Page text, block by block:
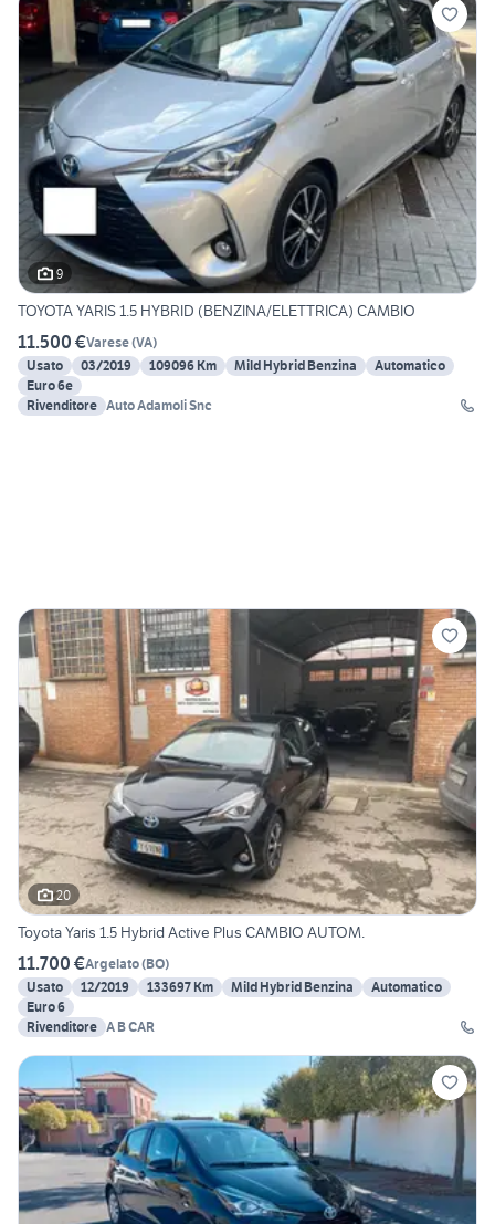
9
TOYOTA YARIS 1.5 HYBRID (BENZINA/ELETTRICA) CAMBIO
11.500 €Varese(VA)
Usato
03/2019 109096 Km Mild Hybrid Benzina
Automatico
Euro 6e
Rivenditore Auto Adamoli Snc
20
Toyota Yaris 1.5 Hybrid Active Plus CAMBIO AUTOM.
11.700 €Argelato(BO)
Usato
12/2019 133697 Km Mild Hybrid Benzina
Automatico
Euro 6
Rivenditore A B CAR